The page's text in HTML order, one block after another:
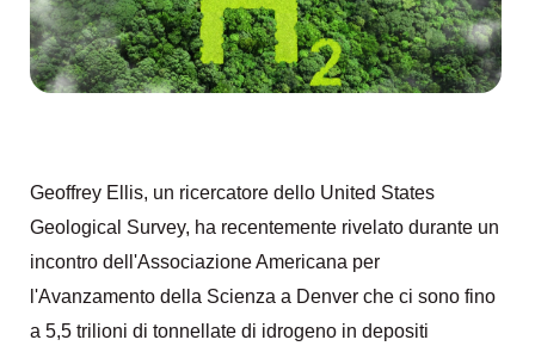
Geoffrey Ellis, un ricercatore dello United States
Geological Survey, ha recentemente rivelato durante un
incontro dell'Associazione Americana per
l'Avanzamento della Scienza a Denver che ci sono fino
a 5,5 trilioni di tonnellate di idrogeno in depositi